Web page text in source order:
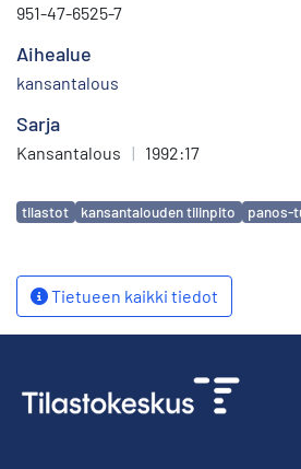
951-47-6525-7
Aihealue
kansantalous
Sarja
Kansantalous | 1992:17
Avainsanat
tilastot kansantalouden tilinpito panos-
Tietueen kaikki tiedot